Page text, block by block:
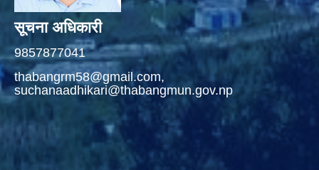
सूचना अधिकारी
9857877041
thabangrm58@gmail.com,
suchanaadhikari@thabangmun.gov.np